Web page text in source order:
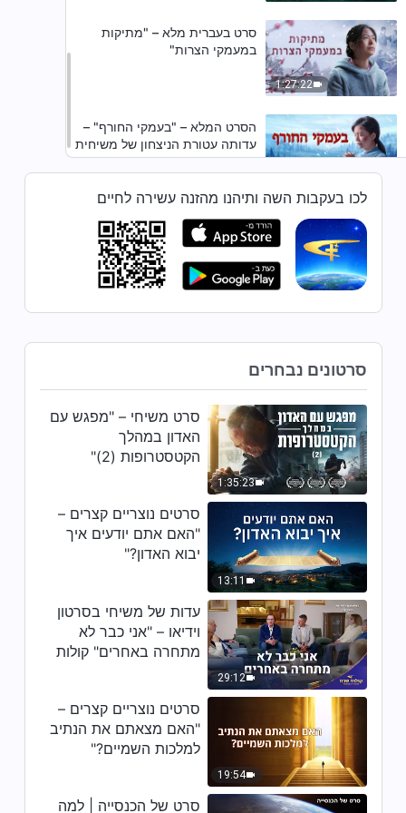
1:27:22
סרט בעברית מלא – "מתיקות
במעמקי הצרות"
הסרט המלא – "בעמקי החורף" –
עדותה עטורת הניצחון של משיחית
לכו בעקבות השה ותיהנו מהזנה עשירה לחיים
סרטונים נבחרים
1:35:23
סרט משיחי – "מפגש עם
האדון במהלך
הקטסטרופות (2)"
13:11
סרטים נוצריים קצרים –
"האם אתם יודעים איך
יבוא האדון?"
29:12
עדות של משיחי בסרטון
וידיאו – "אני כבר לא
מתחרה באחרים" קולות
19:54
סרטים נוצריים קצרים –
"האם מצאתם את הנתיב
למלכות השמיים?"
סרט של הכנסייה | למה